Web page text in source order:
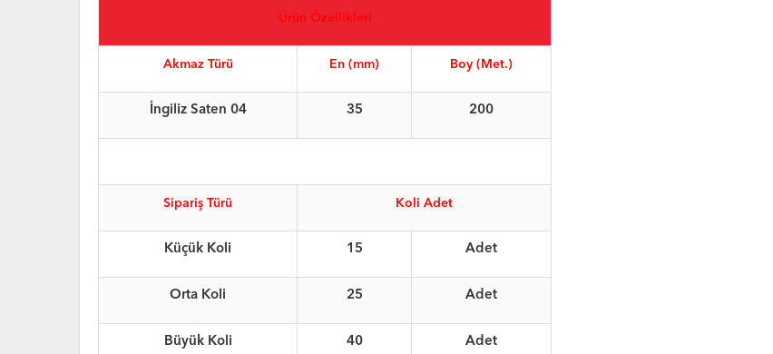
Ürün Özellikleri
Akmaz Türü En (mm) Boy (Met.)
İngiliz Saten 04 35 200
Sipariş Türü Koli Adet
Küçük Koli 15 Adet
Orta Koli 25 Adet
Büyük Koli 40 Adet